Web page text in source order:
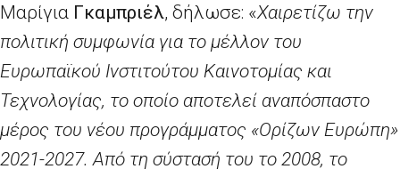
Μαρίγια Γκαμπριέλ, δήλωσε: «Χαιρετίζω την
πολιτική συμφωνία για το μέλλον του
Ευρωπαϊκού Ινστιτούτου Καινοτομίας και
Τεχνολογίας, το οποίο αποτελεί αναπόσπαστο
μέρος του νέου προγράμματος «Ορίζων Ευρώπη»
2021-2027. Από τη σύστασή του το 2008, το